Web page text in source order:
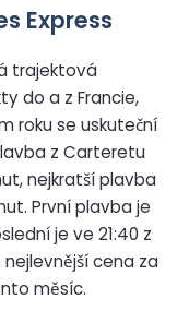
Express
trajektová
do a z Francie,
roku se uskuteční
z Carteretu
nejkratší plavba
První plavba je
je ve 21:40 z
cena za
měsíc.